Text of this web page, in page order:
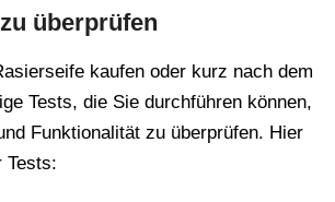
überprüfen
kaufen oder kurz nach dem
Tests, die Sie durchführen können,
Funktionalität zu überprüfen. Hier
Tests: